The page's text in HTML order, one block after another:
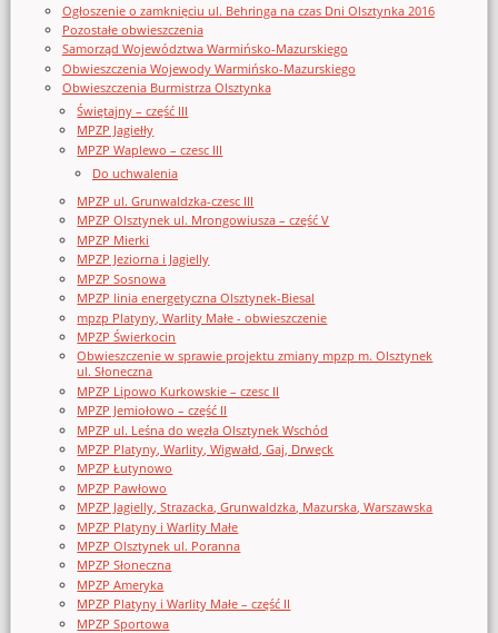
Ogłoszenie o zamknięciu ul. Behringa na czas Dni Olsztynka 2016
Pozostałe obwieszczenia
Samorząd Województwa Warmińsko-Mazurskiego
Obwieszczenia Wojewody Warmińsko-Mazurskiego
Obwieszczenia Burmistrza Olsztynka
Świętajny – część III
MPZP Jagiełły
MPZP Waplewo – czesc III
Do uchwalenia
MPZP ul. Grunwaldzka-czesc III
MPZP Olsztynek ul. Mrongowiusza – część V
MPZP Mierki
MPZP Jeziorna i Jagielly
MPZP Sosnowa
MPZP linia energetyczna Olsztynek-Biesal
mpzp Platyny, Warlity Małe - obwieszczenie
MPZP Świerkocin
Obwieszczenie w sprawie projektu zmiany mpzp m. Olsztynek
ul. Słoneczna
MPZP Lipowo Kurkowskie – czesc II
MPZP Jemiołowo – część II
MPZP ul. Leśna do węzła Olsztynek Wschód
MPZP Platyny, Warlity, Wigwałd, Gaj, Drwęck
MPZP Łutynowo
MPZP Pawłowo
MPZP Jagielly, Strazacka, Grunwaldzka, Mazurska, Warszawska
MPZP Platyny i Warlity Małe
MPZP Olsztynek ul. Poranna
MPZP Słoneczna
MPZP Ameryka
MPZP Platyny i Warlity Małe – część II
MPZP Sportowa